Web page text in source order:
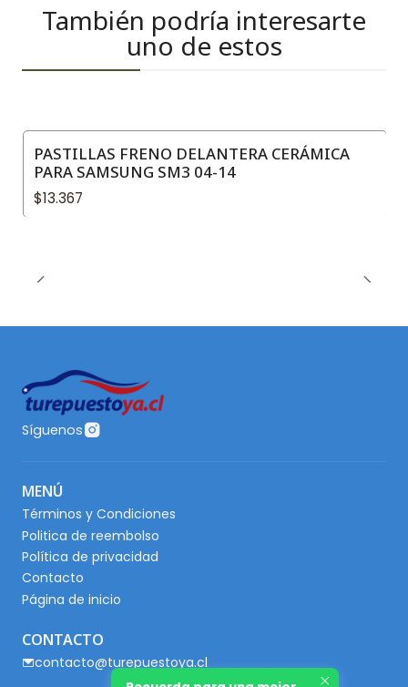
También podría interesarte
uno de estos
PASTILLAS FRENO DELANTERA CERÁMICA
PARA SAMSUNG SM3 04-14
$13.367
Síguenos
MENÚ
Términos y Condiciones
Politica de reembolso
Política de privacidad
Contacto
Página de inicio
CONTACTO
contacto@turepuestoya.cl